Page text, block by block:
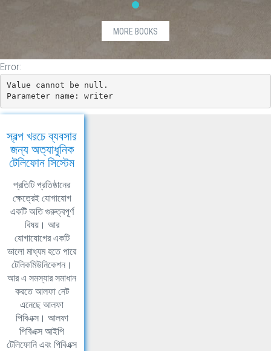
@item.ListPrice.Value.ToString("0.00")
MORE BOOKS
Error:
Value cannot be null.
Parameter name: writer
স্বল্প খরচে ব্যবসার
জন্য অত্যাধুনিক
টেলিফোন সিস্টেম
প্রতিটি প্রতিষ্ঠানের
ক্ষেত্রেই যোগাযোগ
একটি অতি গুরুত্বপূর্ণ
বিষয়। আর
যোগাযোগের একটি
ভালো মাধ্যম হতে পারে
টেলিকমিউনিকেশন।
আর এ সমস্যার সমাধান
করতে আলফা নেট
এনেছে আলফা
পিবিএক্স। আলফা
পিবিএক্স আইপি
টেলিফোনি এবং পিবিএক্স